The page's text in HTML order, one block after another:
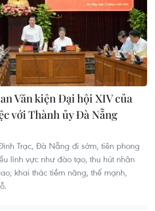
Văn kiện Đại hội XIV của
với Thành ủy Đà Nẵng
Trạc, Đà Nẵng đi sớm, tiên phong
lĩnh vực như đào tạo, thu hút nhân
khai thác tiềm năng, thế mạnh,